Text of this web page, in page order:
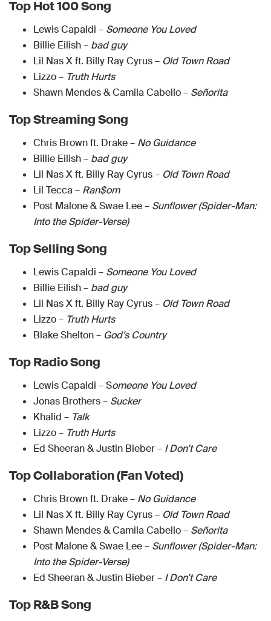
Top Hot 100 Song
Lewis Capaldi – Someone You Loved
Billie Eilish – bad guy
Lil Nas X ft. Billy Ray Cyrus – Old Town Road
Lizzo – Truth Hurts
Shawn Mendes & Camila Cabello – Señorita
Top Streaming Song
Chris Brown ft. Drake – No Guidance
Billie Eilish – bad guy
Lil Nas X ft. Billy Ray Cyrus – Old Town Road
Lil Tecca – Ran$om
Post Malone & Swae Lee – Sunflower (Spider-Man:
Into the Spider-Verse)
Top Selling Song
Lewis Capaldi – Someone You Loved
Billie Eilish – bad guy
Lil Nas X ft. Billy Ray Cyrus – Old Town Road
Lizzo – Truth Hurts
Blake Shelton – God’s Country
Top Radio Song
Lewis Capaldi – Someone You Loved
Jonas Brothers – Sucker
Khalid – Talk
Lizzo – Truth Hurts
Ed Sheeran & Justin Bieber – I Don’t Care
Top Collaboration (Fan Voted)
Chris Brown ft. Drake – No Guidance
Lil Nas X ft. Billy Ray Cyrus – Old Town Road
Shawn Mendes & Camila Cabello – Señorita
Post Malone & Swae Lee – Sunflower (Spider-Man:
Into the Spider-Verse)
Ed Sheeran & Justin Bieber – I Don’t Care
Top R&B Song